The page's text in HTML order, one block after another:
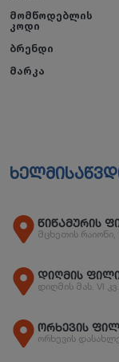
მომწოდებლის
კოდი
ბრენდი
მარკა
წიწამურის
მცხეთის
დიღმის
დიღმის მას. VI
ორხევის
ორხევის